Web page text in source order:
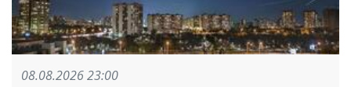
08.08.2026 23:00